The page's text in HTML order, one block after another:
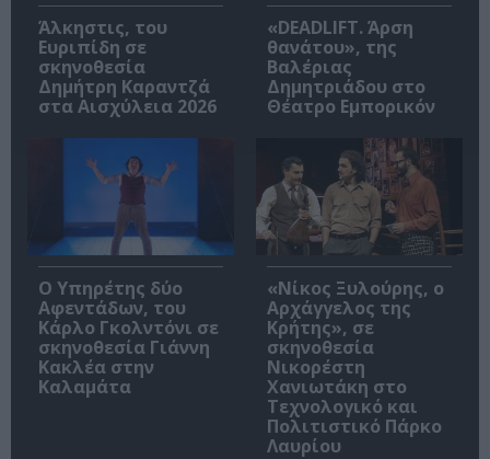
Άλκηστις, του
Ευριπίδη σε
σκηνοθεσία
Δημήτρη Καραντζά
στα Αισχύλεια 2026
«DEADLIFT. Άρση
θανάτου», της
Βαλέριας
Δημητριάδου στο
Θέατρο Εμπορικόν
Ο Υπηρέτης δύο
Αφεντάδων, του
Κάρλο Γκολντόνι σε
σκηνοθεσία Γιάννη
Κακλέα στην
Καλαμάτα
«Νίκος Ξυλούρης, ο
Αρχάγγελος της
Κρήτης», σε
σκηνοθεσία
Νικορέστη
Χανιωτάκη στο
Τεχνολογικό και
Πολιτιστικό Πάρκο
Λαυρίου